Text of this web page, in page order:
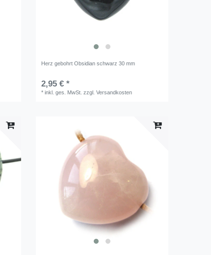
Herz gebohrt Obsidian schwarz 30 mm
2,95 € *
*inkl. ges. MwSt. zzgl.Versandkosten